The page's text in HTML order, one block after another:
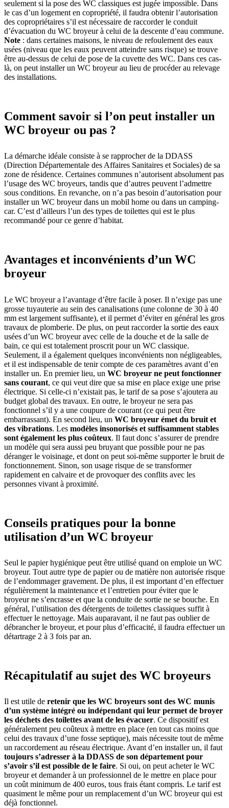
seulement si la pose des WC classiques est jugée impossible. Dans
le cas d’un logement en copropriété, il faudra obtenir l’autorisation
des copropriétaires s’il est nécessaire de raccorder le conduit
d’évacuation du WC broyeur à celui de la descente d’eau commune.
Note : dans certaines maisons, le niveau de refoulement des eaux
usées (niveau que les eaux peuvent atteindre sans risque) se trouve
être au-dessus de celui de pose de la cuvette des WC. Dans ces cas-
là, on peut installer un WC broyeur au lieu de procéder au relevage
des installations.
Comment savoir si l’on peut installer un
WC broyeur ou pas ?
La démarche idéale consiste à se rapprocher de la DDASS
(Direction Départementale des Affaires Sanitaires et Sociales) de sa
zone de résidence. Certaines communes n’autorisent absolument pas
l’usage des WC broyeurs, tandis que d’autres peuvent l’admettre
sous conditions. En revanche, on n’a pas besoin d’autorisation pour
installer un WC broyeur dans un mobil home ou dans un camping-
car. C’est d’ailleurs l’un des types de toilettes qui est le plus
recommandé pour ce genre d’habitat.
Avantages et inconvénients d’un WC
broyeur
Le WC broyeur a l’avantage d’être facile à poser. Il n’exige pas une
grosse tuyauterie au sein des canalisations (une colonne de 30 à 40
mm est largement suffisante), et il permet d’éviter en général les gros
travaux de plomberie. De plus, on peut raccorder la sortie des eaux
usées d’un WC broyeur avec celle de la douche et de la salle de
bain, ce qui est totalement proscrit pour un WC classique.
Seulement, il a également quelques inconvénients non négligeables,
et il est indispensable de tenir compte de ces paramètres avant d’en
installer un. En premier lieu, un WC broyeur ne peut fonctionner
sans courant, ce qui veut dire que sa mise en place exige une prise
électrique. Si celle-ci n’existait pas, le tarif de sa pose s’ajoutera au
budget global des travaux. En outre, le broyeur ne sera pas
fonctionnel s’il y a une coupure de courant (ce qui peut être
embarrassant). En second lieu, un WC broyeur émet du bruit et
des vibrations. Les modèles insonorisés et suffisamment stables
sont également les plus coûteux. Il faut donc s’assurer de prendre
un modèle qui sera aussi peu bruyant que possible pour ne pas
déranger le voisinage, et dont on peut soi-même supporter le bruit de
fonctionnement. Sinon, son usage risque de se transformer
rapidement en calvaire et de provoquer des conflits avec les
personnes vivant à proximité.
Conseils pratiques pour la bonne
utilisation d’un WC broyeur
Seul le papier hygiénique peut être utilisé quand on emploie un WC
broyeur. Tout autre type de papier ou de matière non autorisée risque
de l’endommager gravement. De plus, il est important d’en effectuer
régulièrement la maintenance et l’entretien pour éviter que le
broyeur ne s’encrasse et que la conduite de sortie ne se bouche. En
général, l’utilisation des détergents de toilettes classiques suffit à
effectuer le nettoyage. Mais auparavant, il ne faut pas oublier de
débrancher le broyeur, et pour plus d’efficacité, il faudra effectuer un
détartrage 2 à 3 fois par an.
Récapitulatif au sujet des WC broyeurs
Il est utile de retenir que les WC broyeurs sont des WC munis
d’un système intégré ou indépendant qui leur permet de broyer
les déchets des toilettes avant de les évacuer. Ce dispositif est
généralement peu coûteux à mettre en place (en tout cas moins que
celui des travaux d’une fosse septique), mais nécessite tout de même
un raccordement au réseau électrique. Avant d’en installer un, il faut
toujours s’adresser à la DDASS de son département pour
s’avoir s’il est possible de le faire. Si oui, on peut acheter le WC
broyeur et demander à un professionnel de le mettre en place pour
un coût minimum de 400 euros, tous frais étant compris. Le tarif est
quasiment le même pour un remplacement d’un WC broyeur qui est
déjà fonctionnel.